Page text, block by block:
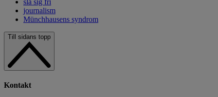
journalism
Münchhausens syndrom
Till sidans topp
Kontakt